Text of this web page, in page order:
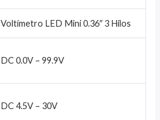
Voltímetro LED Mini 0.36″ 3 Hilos
DC 0.0V – 99.9V
DC 4.5V – 30V